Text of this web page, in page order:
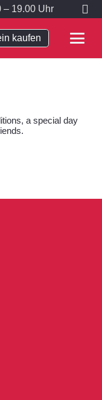
– 19.00 Uhr
kaufen
a special day